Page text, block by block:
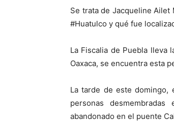
Se trata de Jacqueline Ailet
#Huatulco y qué fue
La Fiscalia de Puebla lleva
Oaxaca, se encuentra esta
La tarde de este domingo,
personas
abandonado en el puente